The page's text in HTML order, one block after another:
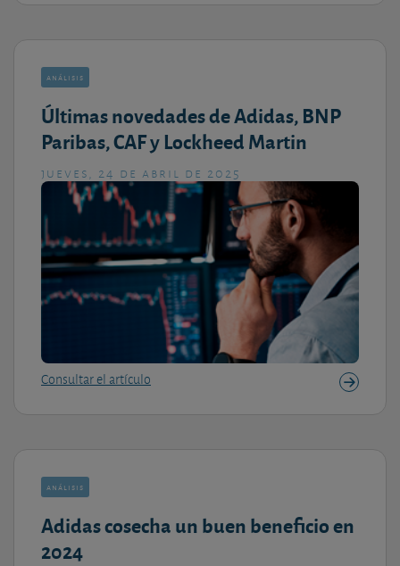
análisis
Últimas novedades de Adidas, BNP
Paribas, CAF y Lockheed Martin
jueves, 24 de abril de 2025
Consultar el artículo
análisis
Adidas cosecha un buen beneficio en
2024